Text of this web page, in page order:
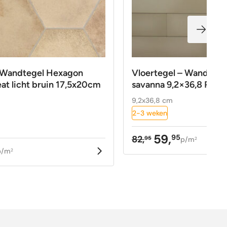
Hexagon
licht bruin 17,5x20cm
m2
Vloertegel –
savanna 9,2×36,8 R9
9,2x36,8 cm
2-3 weken
82,95
Oorspronkelijke
prijs
59,95
Huidige
prijs
p/m2